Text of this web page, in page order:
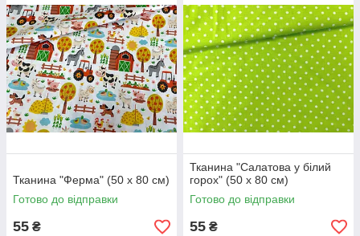
Тканина "Ферма" (50 х 80 см)
Готово до відправки
55 ₴
Тканина "Салатова у білий
горох" (50 х 80 см)
Готово до відправки
55 ₴